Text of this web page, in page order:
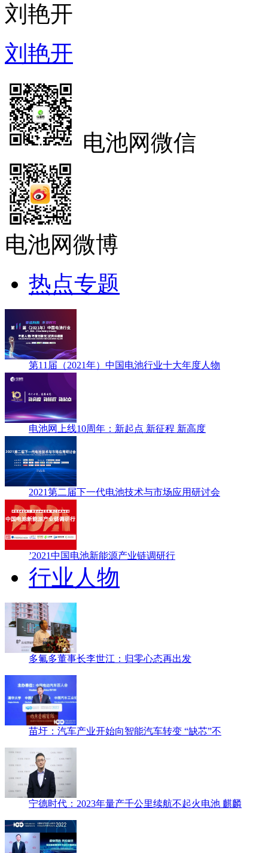
刘艳开
刘艳开
电池网微信
电池网微博
热点专题
第11届（2021年）中国电池行业十大年度人物
电池网上线10周年：新起点 新征程 新高度
2021第二届下一代电池技术与市场应用研讨会
’2021中国电池新能源产业链调研行
行业人物
多氟多董事长李世江：归零心态再出发
苗圩：汽车产业开始向智能汽车转变 “缺芯”不
宁德时代：2023年量产千公里续航不起火电池 麒麟